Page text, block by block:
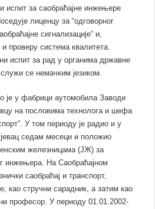
испит за саобраћајне инжењере
лиценцу за “одговорног
сигнализације“ и,
проверу система квалитета.
испит за рад у органима државне
се немачким језиком.
је у фабрици аутомобила Заводи
на пословима технолога и шефа
У том периоду је радио и у
седам месеци и положио
железницама (ЈЖ) за
инжењера. На Саобраћајном
саобраћај и транспорт,
као стручни сарадник, а затим као
професор. У периоду 01.01.2002-